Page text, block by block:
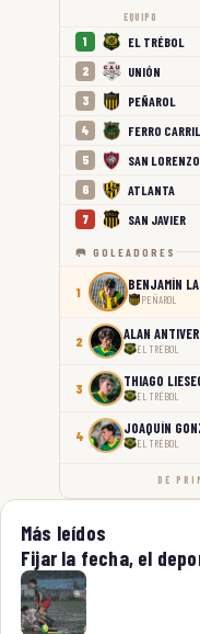
EQUIPO
1 EL TRÉBOL
2 UNIÓN
3 PEÑAROL
4 FERRO CARRIL
5 SAN LORENZO
6 ATLANTA
7 SAN JAVIER
🥅 GOLEADORES
1 BENJAMÍN
PEÑAROL
2 ALAN
EL TRÉBOL
3 THIAGO
EL TRÉBOL
4 JOAQUÍN
EL TRÉBOL
DE
Más leídos
Fijar la fecha, el